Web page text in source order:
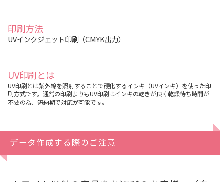
印刷方法
UVインクジェット印刷（CMYK出力）
UV印刷とは
UV印刷とは紫外線を照射することで硬化するインキ（UVインキ）を使った印
刷方式です。通常の印刷よりもUV印刷はインキの乾きが良く乾燥待ち時間が
不要の為、短納期で対応が可能です。
データ作成する際のご注意